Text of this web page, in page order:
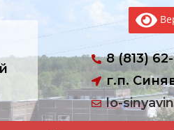
8 (813)
г.п.
lo-